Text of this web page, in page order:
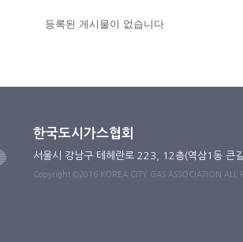
등록된 게시물이 없습니다
한국도시가스협회
서울시 강남구 테헤란로 223, 12층(역삼1동 큰
Copyright ©2016 KOREA CITY GAS ASSOCIATION ALL